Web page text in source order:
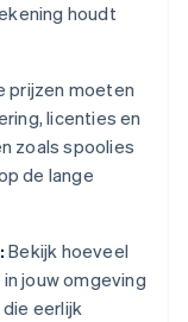
houdt
prijzen moeten
licenties en
zoals spoolies
de lange
Bekijk hoeveel
jouw omgeving
eerlijk